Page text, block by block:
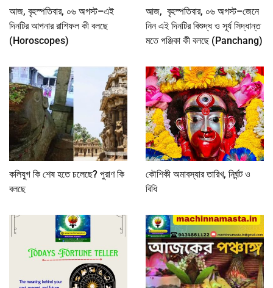
আজ, বৃহস্পতিবার, ০৬ অগস্ট–এই
দিনটির আপনার রাশিফল কী বলছে
(Horoscopes)
আজ, বৃহস্পতিবার, ০৬ অগস্ট–জেনে
নিন এই দিনটির বিশুদ্ধ ও সূর্য সিদ্ধান্ত
মতে পঞ্জিকা কী বলছে (Panchang)
কলিযুগ কি শেষ হতে চলেছে? পুরাণ কি
বলছে
কৌশিকী অমাবস্যার তারিখ, নির্ঘন্ট ও
বিধি